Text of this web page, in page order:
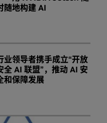
随地构建 AI
业领导者携手成立“开放
全 AI 联盟”，推动 AI 安
和保障发展